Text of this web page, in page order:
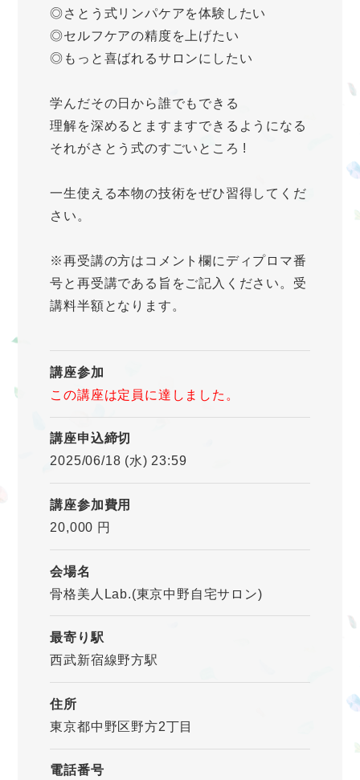
◎さとう式リンパケアを体験したい
◎セルフケアの精度を上げたい
◎もっと喜ばれるサロンにしたい
学んだその日から誰でもできる
理解を深めるとますますできるようになる
それがさとう式のすごいところ !
一生使える本物の技術をぜひ習得してくだ
さい。
※再受講の方はコメント欄にディプロマ番
号と再受講である旨をご記入ください。受
講料半額となります。
講座参加
この講座は定員に達しました。
講座申込締切
2025/06/18 (水) 23:59
講座参加費用
20,000 円
会場名
骨格美人Lab.(東京中野自宅サロン)
最寄り駅
西武新宿線野方駅
住所
東京都中野区野方2丁目
電話番号